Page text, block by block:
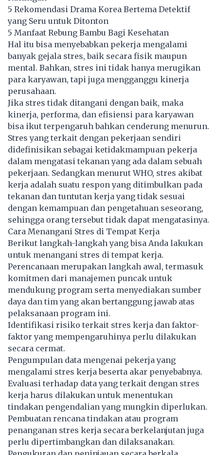
5 Rekomendasi Drama Korea Bertema Detektif
yang Seru untuk Ditonton
5 Manfaat Rebung Bambu Bagi Kesehatan
Hal itu bisa menyebabkan pekerja mengalami
banyak gejala stres, baik secara fisik maupun
mental. Bahkan, stres ini tidak hanya merugikan
para karyawan, tapi juga mengganggu kinerja
perusahaan.
Jika stres tidak ditangani dengan baik, maka
kinerja, performa, dan efisiensi para karyawan
bisa ikut terpengaruh bahkan cenderung menurun.
Stres yang terkait dengan pekerjaan sendiri
didefinisikan sebagai ketidakmampuan pekerja
dalam mengatasi tekanan yang ada dalam sebuah
pekerjaan. Sedangkan menurut WHO, stres akibat
kerja adalah suatu respon yang ditimbulkan pada
tekanan dan tuntutan kerja yang tidak sesuai
dengan kemampuan dan pengetahuan seseorang,
sehingga orang tersebut tidak dapat mengatasinya.
Cara Menangani Stres di Tempat Kerja
Berikut langkah-langkah yang bisa Anda lakukan
untuk menangani stres di tempat kerja.
Perencanaan merupakan langkah awal, termasuk
komitmen dari manajemen puncak untuk
mendukung program serta menyediakan sumber
daya dan tim yang akan bertanggung jawab atas
pelaksanaan program ini.
Identifikasi risiko terkait stres kerja dan faktor-
faktor yang mempengaruhinya perlu dilakukan
secara cermat.
Pengumpulan data mengenai pekerja yang
mengalami stres kerja beserta akar penyebabnya.
Evaluasi terhadap data yang terkait dengan stres
kerja harus dilakukan untuk menentukan
tindakan pengendalian yang mungkin diperlukan.
Pembuatan rencana tindakan atau program
penanganan stres kerja secara berkelanjutan juga
perlu dipertimbangkan dan dilaksanakan.